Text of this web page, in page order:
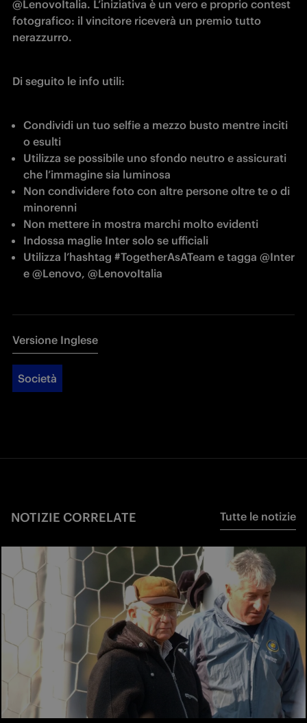
@LenovoItalia. L’iniziativa è un vero e proprio contest
fotografico: il vincitore riceverà un premio tutto
nerazzurro.
Di seguito le info utili:
Condividi un tuo selfie a mezzo busto mentre inciti
o esulti
Utilizza se possibile uno sfondo neutro e assicurati
che l’immagine sia luminosa
Non condividere foto con altre persone oltre te o di
minorenni
Non mettere in mostra marchi molto evidenti
Indossa maglie Inter solo se ufficiali
e @Lenovo, @LenovoItalia
Versione Inglese
Società
NOTIZIE CORRELATE Tutte le notizie